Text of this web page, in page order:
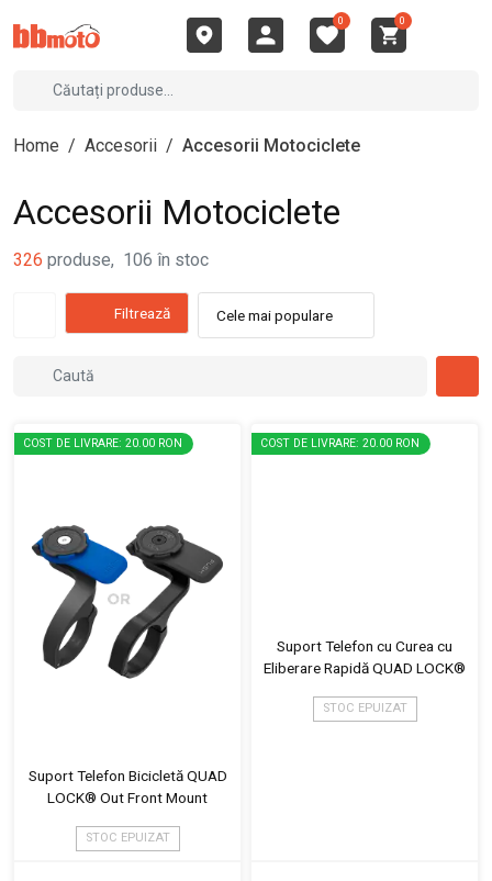
0 0
Home / Accesorii / Accesorii Motociclete
Accesorii Motociclete
326 produse, 106 în stoc
Filtrează Cele mai populare
COST DE LIVRARE: 20.00 RON
Suport Telefon Bicicletă QUAD
LOCK® Out Front Mount
STOC EPUIZAT
COST DE LIVRARE: 20.00 RON
Suport Telefon cu Curea cu
Eliberare Rapidă QUAD LOCK®
STOC EPUIZAT